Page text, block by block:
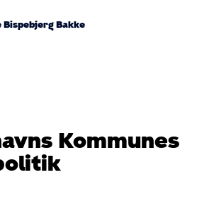
Bakke
Kommunes